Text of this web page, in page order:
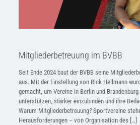
Mitgliederbetreuung im BVBB
Seit Ende 2024 baut der BVBB seine
aus. Mit der Einstellung von Rick Hellmann
gemacht, um Vereine in Berlin und
unterstützen, stärker einzubinden und ihre
Warum Mitgliederbetreuung? Sportvereine
Herausforderungen – von Organisation des[…]